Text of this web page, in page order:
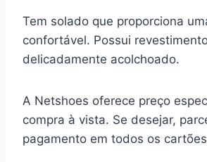
Tem solado que proporciona
confortável. Possui
delicadamente acolchoado.
A Netshoes oferece preço
compra à vista. Se desejar,
pagamento em todos os